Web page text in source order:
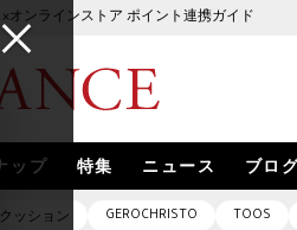
オンラインストア ポイント連携ガイド
ップ 特集 ニュース ブログ
クッション GEROCHRISTO TOOS